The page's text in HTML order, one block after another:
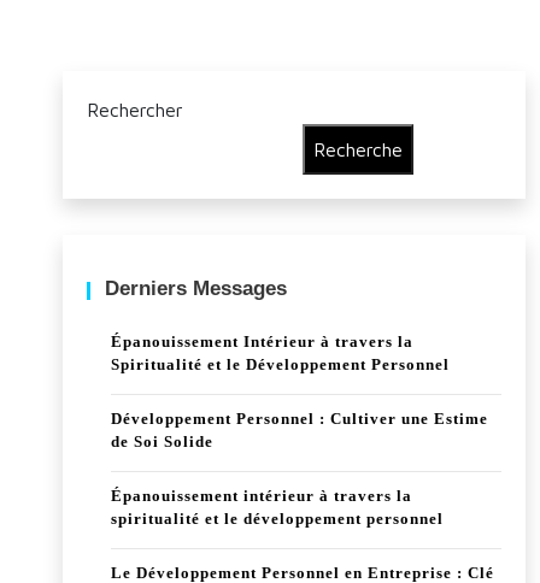
Rechercher
Recherche
Derniers Messages
Épanouissement Intérieur à travers la
Spiritualité et le Développement Personnel
Développement Personnel : Cultiver une Estime
de Soi Solide
Épanouissement intérieur à travers la
spiritualité et le développement personnel
Le Développement Personnel en Entreprise : Clé